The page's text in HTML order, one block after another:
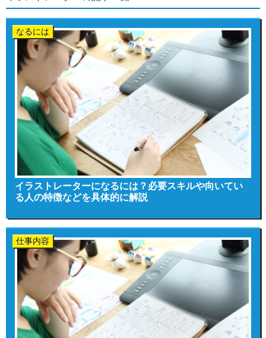
なるには
イラストレーターになるには？必要スキルや向いてい
る人の特徴などを具体的に解説
仕事内容